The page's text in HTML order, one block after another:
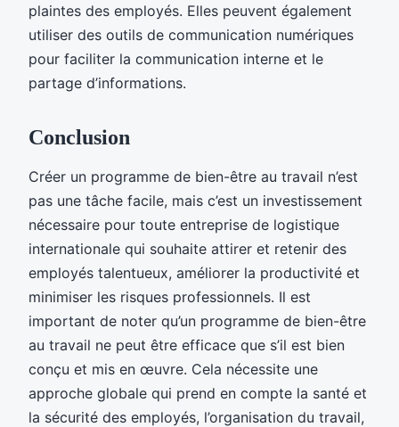
plaintes des employés. Elles peuvent également
utiliser des outils de communication numériques
pour faciliter la communication interne et le
partage d’informations.
Conclusion
Créer un programme de bien-être au travail n’est
pas une tâche facile, mais c’est un investissement
nécessaire pour toute entreprise de logistique
internationale qui souhaite attirer et retenir des
employés talentueux, améliorer la productivité et
minimiser les risques professionnels. Il est
important de noter qu’un programme de bien-être
au travail ne peut être efficace que s’il est bien
conçu et mis en œuvre. Cela nécessite une
approche globale qui prend en compte la santé et
la sécurité des employés, l’organisation du travail,